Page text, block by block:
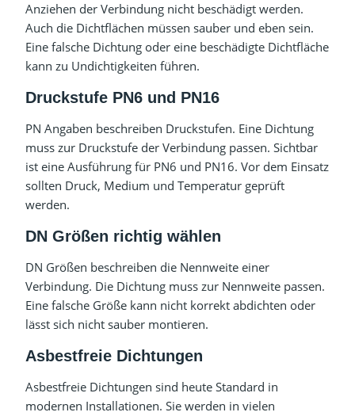
Anziehen der Verbindung nicht beschädigt werden.
Auch die Dichtflächen müssen sauber und eben sein.
Eine falsche Dichtung oder eine beschädigte Dichtfläche
kann zu Undichtigkeiten führen.
Druckstufe PN6 und PN16
PN Angaben beschreiben Druckstufen. Eine Dichtung
muss zur Druckstufe der Verbindung passen. Sichtbar
ist eine Ausführung für PN6 und PN16. Vor dem Einsatz
sollten Druck, Medium und Temperatur geprüft
werden.
DN Größen richtig wählen
DN Größen beschreiben die Nennweite einer
Verbindung. Die Dichtung muss zur Nennweite passen.
Eine falsche Größe kann nicht korrekt abdichten oder
lässt sich nicht sauber montieren.
Asbestfreie Dichtungen
Asbestfreie Dichtungen sind heute Standard in
modernen Installationen. Sie werden in vielen